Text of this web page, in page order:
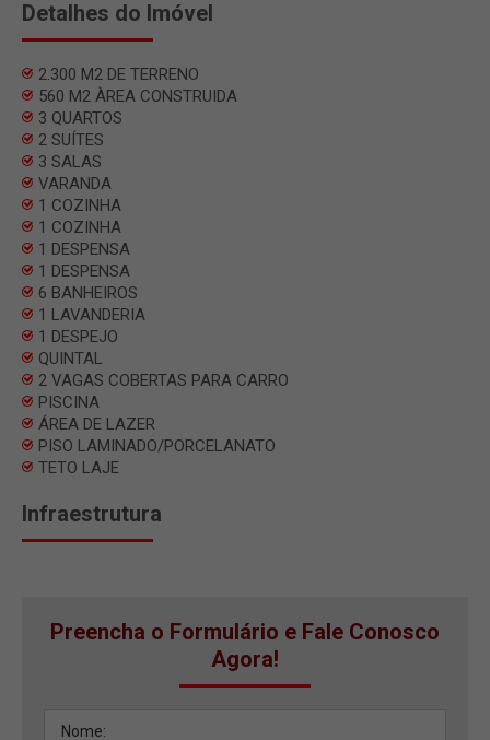
Detalhes do Imóvel
2.300 M2 DE TERRENO
560 M2 ÀREA CONSTRUIDA
3 QUARTOS
2 SUÍTES
3 SALAS
VARANDA
1 COZINHA
1 COZINHA
1 DESPENSA
1 DESPENSA
6 BANHEIROS
1 LAVANDERIA
1 DESPEJO
QUINTAL
2 VAGAS COBERTAS PARA CARRO
PISCINA
ÁREA DE LAZER
PISO LAMINADO/PORCELANATO
TETO LAJE
Infraestrutura
Preencha o Formulário e Fale Conosco
Agora!